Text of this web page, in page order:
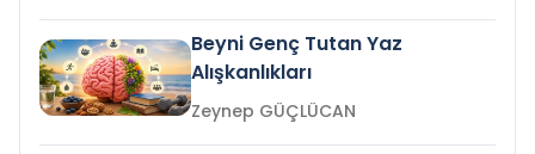
Beyni Genç Tutan Yaz
Alışkanlıkları
Zeynep GÜÇLÜCAN